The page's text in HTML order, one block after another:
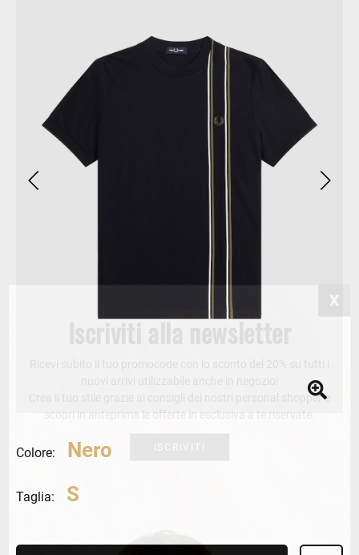
Colore: Nero
Taglia: S
Iscriviti alla newsletter
Crea il tuo stile grazie ai consigli dei nostri personal shopper e
scopri in anteprima le offerte in esclusiva a te riservate.
ISCRIVITI